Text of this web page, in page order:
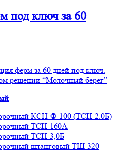
под ключ за 60
ферм за 60 дней под ключ.
решении “Молочный берег”
КСН-Ф-100 (ТСН-2.0Б)
ТСН-160А
ТСН-3,0Б
штанговый ТШ-320